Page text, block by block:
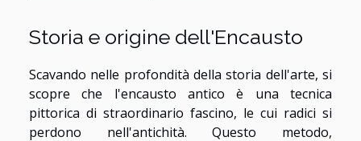
Storia e origine dell'Encausto
Scavando nelle profondità della storia dell'arte, si
scopre che l'encausto antico è una tecnica
pittorica di straordinario fascino, le cui radici si
perdono nell'antichità. Questo metodo,